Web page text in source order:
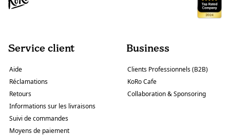
Service client
Aide
Réclamations
Retours
Informations sur les livraisons
Suivi de commandes
Moyens de paiement
Business
Clients Professionnels (B2B)
KoRo Cafe
Collaboration & Sponsoring